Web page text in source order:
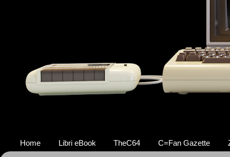
Home Libri eBook TheC64 C=Fan Gazette